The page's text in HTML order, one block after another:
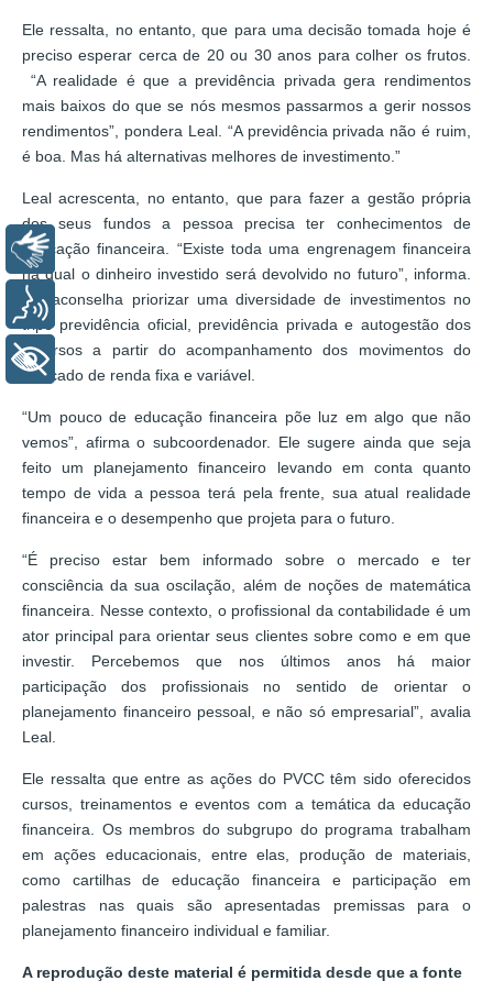
Ele ressalta, no entanto, que para uma decisão tomada hoje é
preciso esperar cerca de 20 ou 30 anos para colher os frutos.
“A realidade é que a previdência privada gera rendimentos
mais baixos do que se nós mesmos passarmos a gerir nossos
rendimentos”, pondera Leal. “A previdência privada não é ruim,
é boa. Mas há alternativas melhores de investimento.”
Leal acrescenta, no entanto, que para fazer a gestão própria
dos seus fundos a pessoa precisa ter conhecimentos de
educação financeira. “Existe toda uma engrenagem financeira
na qual o dinheiro investido será devolvido no futuro”, informa.
Ele aconselha priorizar uma diversidade de investimentos no
tripé previdência oficial, previdência privada e autogestão dos
recursos a partir do acompanhamento dos movimentos do
mercado de renda fixa e variável.
“Um pouco de educação financeira põe luz em algo que não
vemos”, afirma o subcoordenador. Ele sugere ainda que seja
feito um planejamento financeiro levando em conta quanto
tempo de vida a pessoa terá pela frente, sua atual realidade
financeira e o desempenho que projeta para o futuro.
“É preciso estar bem informado sobre o mercado e ter
consciência da sua oscilação, além de noções de matemática
financeira. Nesse contexto, o profissional da contabilidade é um
ator principal para orientar seus clientes sobre como e em que
investir. Percebemos que nos últimos anos há maior
participação dos profissionais no sentido de orientar o
planejamento financeiro pessoal, e não só empresarial”, avalia
Leal.
Ele ressalta que entre as ações do PVCC têm sido oferecidos
cursos, treinamentos e eventos com a temática da educação
financeira. Os membros do subgrupo do programa trabalham
em ações educacionais, entre elas, produção de materiais,
como cartilhas de educação financeira e participação em
palestras nas quais são apresentadas premissas para o
planejamento financeiro individual e familiar.
A reprodução deste material é permitida desde que a fonte
Libras
Voz
+ Acessibilidade